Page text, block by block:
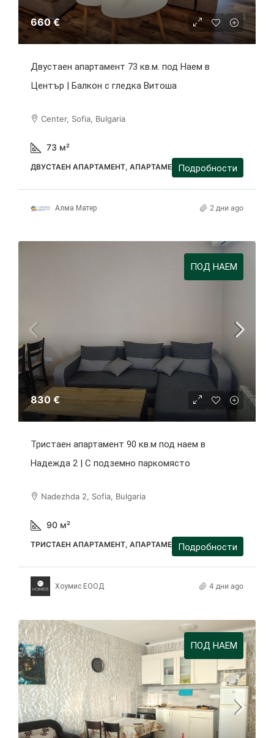
660 €
Двустаен апартамент 73 кв.м. под Наем в
Център | Балкон с гледка Витоша
Center, Sofia, Bulgaria
73 м²
ДВУСТАЕН АПАРТАМЕНТ, АПАРТАМЕНТПодробности
Алма Матер 2 дни ago
ПОД НАЕМ
830 €
Тристаен апартамент 90 кв.м под наем в
Надежда 2 | С подземно паркомясто
Nadezhda 2, Sofia, Bulgaria
90 м²
ТРИСТАЕН АПАРТАМЕНТ, АПАРТАМЕНТПодробности
Хоумис ЕООД 4 дни ago
ПОД НАЕМ